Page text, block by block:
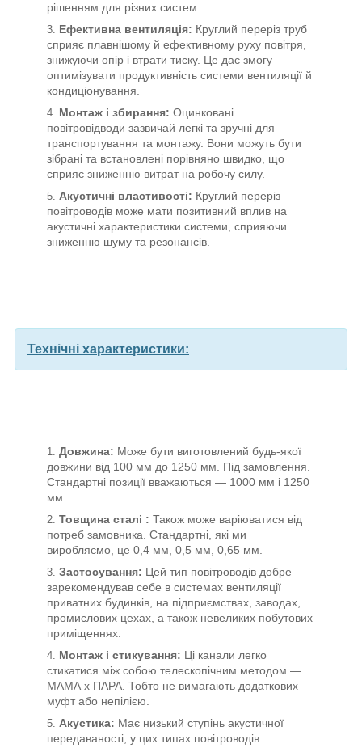
рішенням для різних систем.
Ефективна вентиляція: Круглий переріз труб
сприяє плавнішому й ефективному руху повітря,
знижуючи опір і втрати тиску. Це дає змогу
оптимізувати продуктивність системи вентиляції й
кондиціонування.
Монтаж і збирання: Оцинковані
повітровідводи зазвичай легкі та зручні для
транспортування та монтажу. Вони можуть бути
зібрані та встановлені порівняно швидко, що
сприяє зниженню витрат на робочу силу.
Акустичні властивості: Круглий переріз
повітроводів може мати позитивний вплив на
акустичні характеристики системи, сприяючи
зниженню шуму та резонансів.
Технічні характеристики:
Довжина: Може бути виготовлений будь-якої
довжини від 100 мм до 1250 мм. Під замовлення.
Стандартні позиції вважаються — 1000 мм і 1250
мм.
Товщина сталі : Також може варіюватися від
потреб замовника. Стандартні, які ми
виробляємо, це 0,4 мм, 0,5 мм, 0,65 мм.
Застосування: Цей тип повітроводів добре
зарекомендував себе в системах вентиляції
приватних будинків, на підприємствах, заводах,
промислових цехах, а також невеликих побутових
приміщеннях.
Монтаж і стикування: Ці канали легко
стикатися між собою телескопічним методом —
МАМА х ПАРА. Тобто не вимагають додаткових
муфт або непілією.
Акустика: Має низький ступінь акустичної
передаваності, у цих типах повітроводів